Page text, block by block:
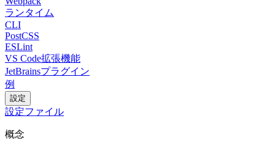
ランタイム
CLI
PostCSS
ESLint
VS Code拡張機能
JetBrainsプラグイン
例
設定
設定ファイル
概念